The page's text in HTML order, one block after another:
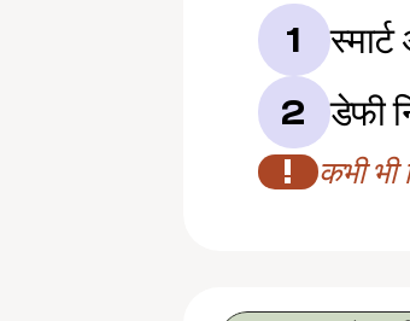
1
2 डेफी
! कभी भी